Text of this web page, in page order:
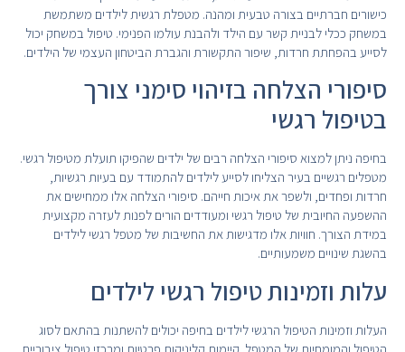
כישורים חברתיים בצורה טבעית ומהנה. מטפלת רגשית לילדים משתמשת
במשחק ככלי לבניית קשר עם הילד ולהבנת עולמו הפנימי. טיפול במשחק יכול
לסייע בהפחתת חרדות, שיפור התקשורת והגברת הביטחון העצמי של הילדים.
סיפורי הצלחה בזיהוי סימני צורך
בטיפול רגשי
בחיפה ניתן למצוא סיפורי הצלחה רבים של ילדים שהפיקו תועלת מטיפול רגשי.
מטפלים רגשיים בעיר הצליחו לסייע לילדים להתמודד עם בעיות רגשיות,
חרדות ופחדים, ולשפר את איכות חייהם. סיפורי הצלחה אלו ממחישים את
ההשפעה החיובית של טיפול רגשי ומעודדים הורים לפנות לעזרה מקצועית
במידת הצורך. חוויות אלו מדגישות את החשיבות של מטפל רגשי לילדים
בהשגת שינויים משמעותיים.
עלות וזמינות טיפול רגשי לילדים
העלות וזמינות הטיפול הרגשי לילדים בחיפה יכולים להשתנות בהתאם לסוג